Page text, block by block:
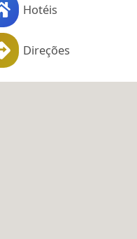
Hotéis
Direções